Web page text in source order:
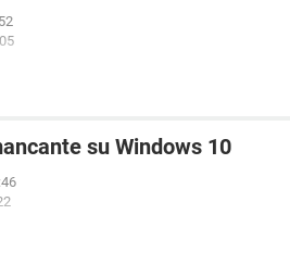
su Windows 10